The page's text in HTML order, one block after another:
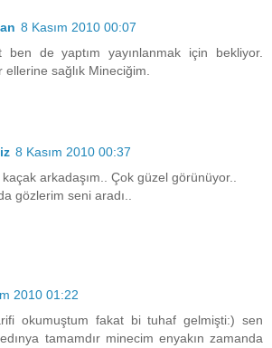
8 Kasım 2010 00:07
de yaptım yayınlanmak için bekliyor.
sağlık Mineciğim.
8 Kasım 2010 00:37
kaçak arkadaşım.. Çok güzel görünüyor..
gözlerim seni aradı..
2010 01:22
okumuştum fakat bi tuhaf gelmişti:) sen
tamamdır minecim enyakın zamanda